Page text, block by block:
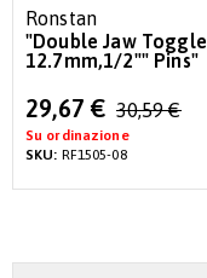
Ronstan
"Double Jaw Toggle
12.7mm,1/2"" Pins"
Special
Price
29,67 € 30,59 €
Su ordinazione
SKU: RF1505-08